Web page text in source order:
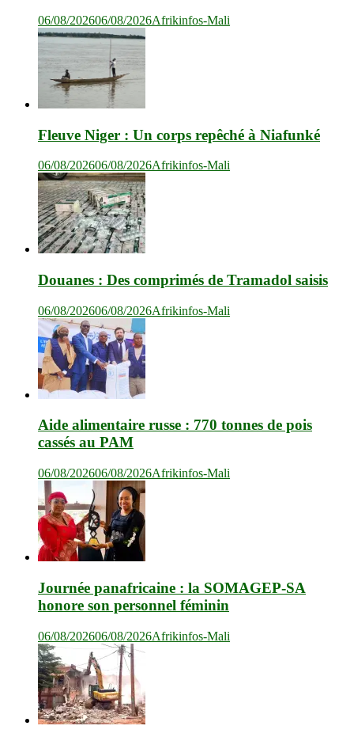
06/08/202606/08/2026Afrikinfos-Mali
Fleuve Niger : Un corps repêché à Niafunké
06/08/202606/08/2026Afrikinfos-Mali
Douanes : Des comprimés de Tramadol saisis
06/08/202606/08/2026Afrikinfos-Mali
Aide alimentaire russe : 770 tonnes de pois
cassés au PAM
06/08/202606/08/2026Afrikinfos-Mali
Journée panafricaine : la SOMAGEP-SA
honore son personnel féminin
06/08/202606/08/2026Afrikinfos-Mali